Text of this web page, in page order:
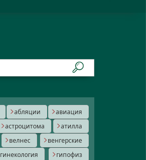
абляции
авиация
астроцитома
атилла
велнес
венгерские
гинекология гипофиз